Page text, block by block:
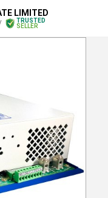
LIMITED
TRUSTED
SELLER